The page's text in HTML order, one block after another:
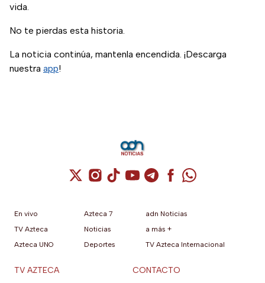
vida.
No te pierdas esta historia.
La noticia continúa, mantenla encendida. ¡Descarga
nuestra app!
Cuenta de X / Twitter (se abre en una
Cuenta de Instagram (se abre en una
Cuenta de TikTok (se abre en
Cuenta de YouTube (se abre
Cuenta de Telegram (se
Cuenta de
Cuenta de
En vivo
TV Azteca
Azteca UNO
Azteca 7
Noticias
Deportes
adn Noticias
a más +
TV Azteca Internacional
TV AZTECA CONTACTO